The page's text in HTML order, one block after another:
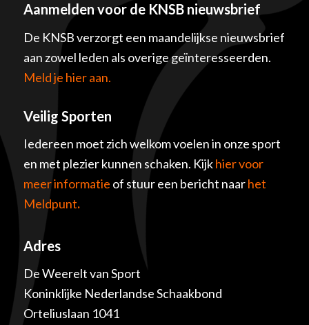
Aanmelden voor de KNSB nieuwsbrief
De KNSB verzorgt een maandelijkse nieuwsbrief
aan zowel leden als overige geïnteresseerden.
Meld je hier aan.
Veilig Sporten
Iedereen moet zich welkom voelen in onze sport
en met plezier kunnen schaken. Kijkhier voor
meer informatie of stuur een bericht naarhet
Meldpunt.
Adres
De Weerelt van Sport
Koninklijke Nederlandse Schaakbond
Orteliuslaan 1041